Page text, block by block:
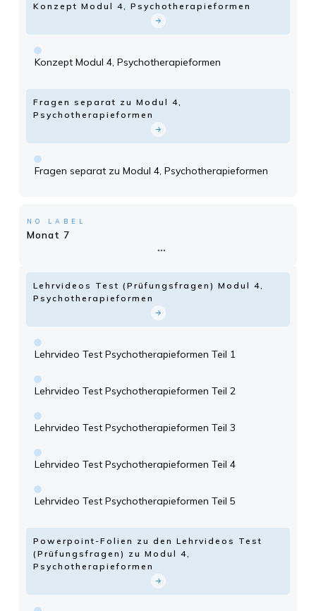
Konzept Modul 4, Psychotherapieformen
Konzept Modul 4, Psychotherapieformen
Fragen separat zu Modul 4,
Psychotherapieformen
Fragen separat zu Modul 4, Psychotherapieformen
NO LABEL
Monat 7
Lehrvideos Test (Prüfungsfragen) Modul 4,
Psychotherapieformen
Lehrvideo Test Psychotherapieformen Teil 1
Lehrvideo Test Psychotherapieformen Teil 2
Lehrvideo Test Psychotherapieformen Teil 3
Lehrvideo Test Psychotherapieformen Teil 4
Lehrvideo Test Psychotherapieformen Teil 5
Powerpoint-Folien zu den Lehrvideos Test
(Prüfungsfragen) zu Modul 4,
Psychotherapieformen